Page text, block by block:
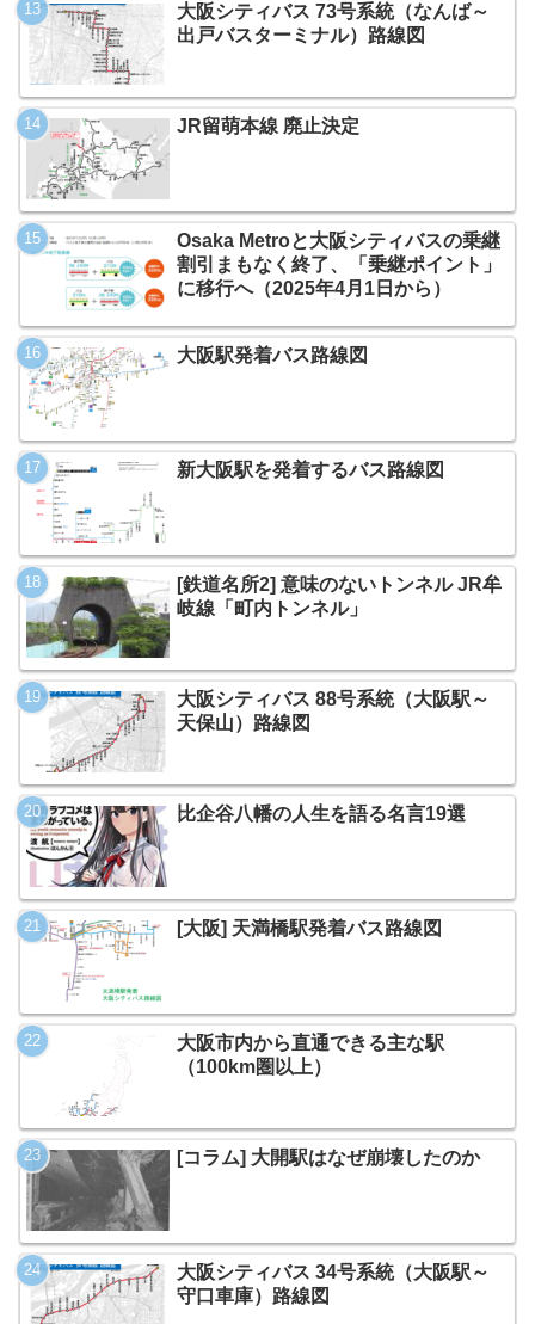
大阪シティバス 73号系統（なんば～
出戸バスターミナル）路線図
JR留萌本線 廃止決定
Osaka Metroと大阪シティバスの乗継
割引まもなく終了、「乗継ポイント」
に移行へ（2025年4月1日から）
大阪駅発着バス路線図
新大阪駅を発着するバス路線図
[鉄道名所2] 意味のないトンネル JR牟
岐線「町内トンネル」
大阪シティバス 88号系統（大阪駅～
天保山）路線図
比企谷八幡の人生を語る名言19選
[大阪] 天満橋駅発着バス路線図
大阪市内から直通できる主な駅
（100km圏以上）
[コラム] 大開駅はなぜ崩壊したのか
大阪シティバス 34号系統（大阪駅～
守口車庫）路線図